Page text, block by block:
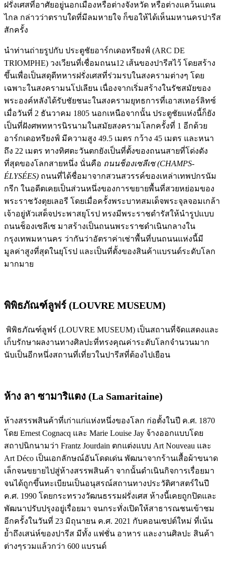
ฝรั่งเศสที่อาศัยอยู่นอกเมืองหรือต่างจังหวัด หรือต่างแคว้นแดน
ไกล กล่าวว่าตราบใดที่มีลมหายใจ ก็ขอให้ได้เห็นมหานครปารีส
สักครั้ง
นำท่านถ่ายรูปกับ ประตูชัยอาร์กเดอทรียงฟ์ (ARC DE
TRIOMPHE) วงเวียนที่เชื่อมถนน12 เส้นของปารีสไว้ โดยสร้าง
ขึ้นเพื่อเป็นสดุดีทหารฝรั่งเศสที่ร่วมรบในสงครามต่างๆ โดย
เฉพาะในสงครามนโปเลียน เนื่องจากเริ่มสร้างในรัชสมัยของ
พระองค์หลังได้รับชัยชนะในสงครามยุทธการที่เอาสเทอร์ลิทซ์
เมื่อวันที่ 2 ธันวาคม 1805 นอกเหนือจากนั้น ประตูชัยแห่งนี้ก็ยัง
เป็นที่ฝังศพทหารนิรนามในสมัยสงครามโลกครั้งที่ 1 อีกด้วย
อาร์กเดอทรียงฟ์ มีความสูง 49.5 เมตร กว้าง 45 เมตร และหนา
ถึง 22 เมตร ทางทิศตะวันตกยังเป็นที่ตั้งของถนนสายที่โด่งดัง
ที่สุดของโลกสายหนึ่ง นั่นคือ ถนนช็องเซลีเซ (CHAMPS-
ÉLYSÉES) ถนนที่ได้ชื่อมาจากสวนสวรรค์ของเหล่าเทพปกรนัม
กรีก ในอดีตเคยเป็นส่วนหนึ่งของการขยายพื้นที่สวยหย่อมของ
พระราชวังตุยเลอรี โดยเมื่อครั้งพระบาทสมเด็จพระจุลจอมเกล้า
เจ้าอยู่หัวเสด็จประพาสยุโรป ทรงมีพระราชดำรัสให้นำรูปแบบ
ถนนช็องเซลีเซ มาสร้างเป็นถนนพระราชดำเนินกลางใน
กรุงเทพมหานคร ว่ากันว่าอัตราค่าเช่าพื้นที่บนถนนแห่งนี้มี
มูลค่าสูงที่สุดในยุโรป และเป็นที่ตั้งของสินค้าแบรนด์ระดับโลก
มากมาย
พิพิธภัณฑ์ลูฟร์ (LOUVRE MUSEUM)
พิพิธภัณฑ์ลูฟร์ (LOUVRE MUSEUM) เป็นสถานที่จัดแสดงและ
เก็บรักษาผลงานทางศิลปะที่ทรงคุณค่าระดับโลกจำนวนมาก
นับเป็นอีกหนึ่งสถานที่เที่ยวในปารีสที่ต้องไปเยือน
ห้าง ลา ซามาริแตง (La Samaritaine)
ห้างสรรพสินค้าที่เก่าแก่แห่งหนึ่งของโลก ก่อตั้งในปี ค.ศ. 1870
โดย Ernest Cognacq และ Marie Louise Jay จ้างออกแบบโดย
สถาปนิกนามว่า Frantz Jourdain ตกแต่งแบบ Art Nouveau และ
Art Déco เป็นเอกลักษณ์อันโดดเด่น พัฒนาจากร้านเสื้อผ้าขนาด
เล็กจนขยายไปสู่ห้างสรรพสินค้า จากนั้นดำเนินกิจการเรื่อยมา
จนได้ถูกขึ้นทะเบียนเป็นอนุสรณ์สถานทางประวัติศาสตร์ในปี
ค.ศ. 1990 โดยกระทรวงวัฒนธรรมฝรั่งเศส ห้างนี้เคยถูกปิดและ
พัฒนาปรับปรุงอยู่เรื่อยมา จนกระทั่งเปิดให้สาธารณชนเข้าชม
อีกครั้งในวันที่ 23 มิถุนายน ค.ศ. 2021 กับคอนเซปต์ใหม่ ที่เน้น
ย้ำถึงเสน่ห์ของปารีส มีทั้ง แฟชั่น อาหาร และงานศิลปะ สินค้า
ต่างๆรวมแล้วกว่า 600 แบรนด์